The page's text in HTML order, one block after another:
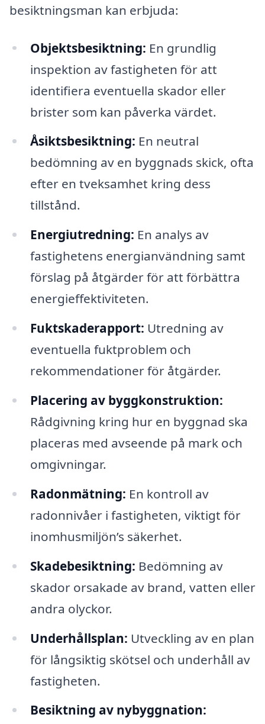
besiktningsman kan erbjuda:
Objektsbesiktning: En grundlig
inspektion av fastigheten för att
identifiera eventuella skador eller
brister som kan påverka värdet.
Åsiktsbesiktning: En neutral
bedömning av en byggnads skick, ofta
efter en tveksamhet kring dess
tillstånd.
Energiutredning: En analys av
fastighetens energianvändning samt
förslag på åtgärder för att förbättra
energieffektiviteten.
Fuktskaderapport: Utredning av
eventuella fuktproblem och
rekommendationer för åtgärder.
Placering av byggkonstruktion:
Rådgivning kring hur en byggnad ska
placeras med avseende på mark och
omgivningar.
Radonmätning: En kontroll av
radonnivåer i fastigheten, viktigt för
inomhusmiljön’s säkerhet.
Skadebesiktning: Bedömning av
skador orsakade av brand, vatten eller
andra olyckor.
Underhållsplan: Utveckling av en plan
för långsiktig skötsel och underhåll av
fastigheten.
Besiktning av nybyggnation: